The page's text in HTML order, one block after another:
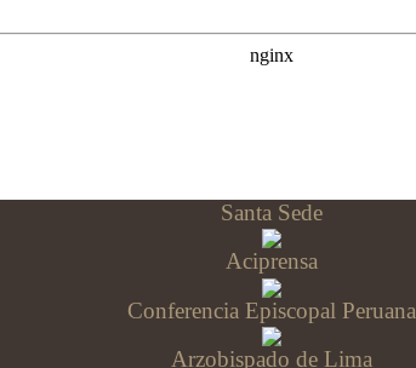
Santa Sede
Aciprensa
Conferencia Episcopal Peruana
Arzobispado de Lima